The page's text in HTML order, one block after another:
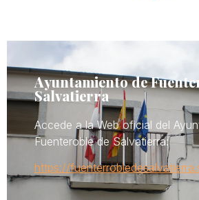
Ayuntamiento de
Salvatierra
Accede a la Web oficial del
Fuenteroble de Salvatierra:
https://